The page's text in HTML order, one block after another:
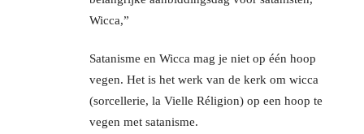
Wicca,”
Satanisme en Wicca mag je niet op één hoop
vegen. Het is het werk van de kerk om wicca
(sorcellerie, la Vielle Réligion) op een hoop te
vegen met satanisme.